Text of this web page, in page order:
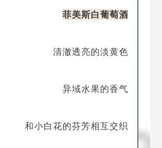
菲美斯白葡萄酒
清澈透亮的淡黄色
异域水果的香气
和小白花的芬芳相互交织